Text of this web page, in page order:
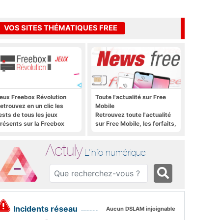
VOS SITES THÉMATIQUES FREE
Freebox Révolution
en un clic les
de tous les jeux
sur la Freebox
Toute l'actualité sur Free
Mobile
Retrouvez toute l'actualité
sur Free Mobile, les forfaits,
bien plus encore
Actuly L'info numérique
Incidents réseau Aucun DSLAM injoignable